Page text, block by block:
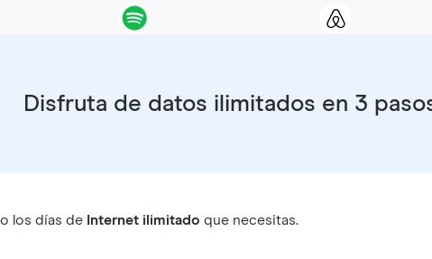
Disfruta de datos ilimitados en 3
los días de Internet ilimitado que necesitas.